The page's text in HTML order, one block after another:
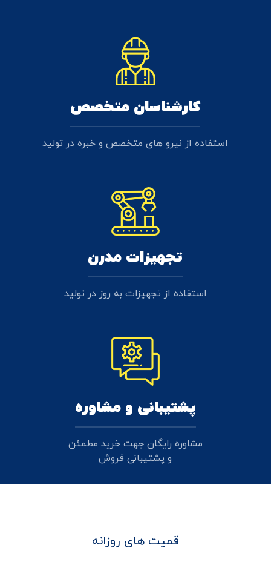
کارشناسان متخصص
استفاده از نیرو های متخصص و خبره در تولید
تجهیزات مدرن
استفاده از تجهیزات به روز در تولید
پشتیبانی و مشاوره
مشاوره رایگان جهت خرید مطمئن
و پشتیبانی فروش
قمیت های روزانه